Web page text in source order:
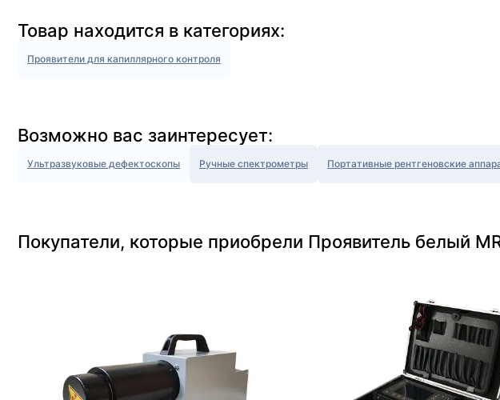
Товар находится в категориях:
Проявители для капиллярного контроля
Возможно вас заинтересует:
Ультразвуковые дефектоскопы Ручные спектрометры Портативные рентгеновские
Покупатели, которые приобрели Проявитель белый